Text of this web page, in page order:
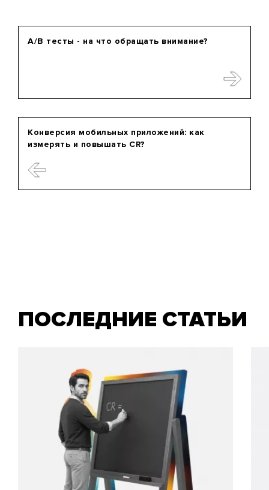
Конверсия мобильных приложений: как
измерять и повышать CR?
A/B тесты - на что обращать внимание?
ПОСЛЕДНИЕ СТАТЬИ